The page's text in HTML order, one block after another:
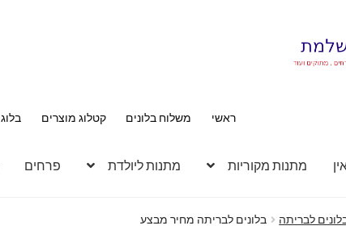
ראשי משלוח בלונים קטלוג מוצרים בלוג
מתנות מקוריות מתנות ליולדת פרחים
לבריתה בלונים לבריתה מחיר מבצע